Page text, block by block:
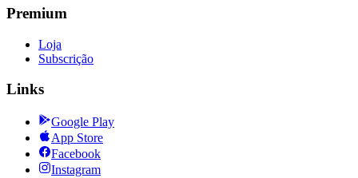
Premium
Loja
Subscrição
Links
Google Play
App Store
Facebook
Instagram